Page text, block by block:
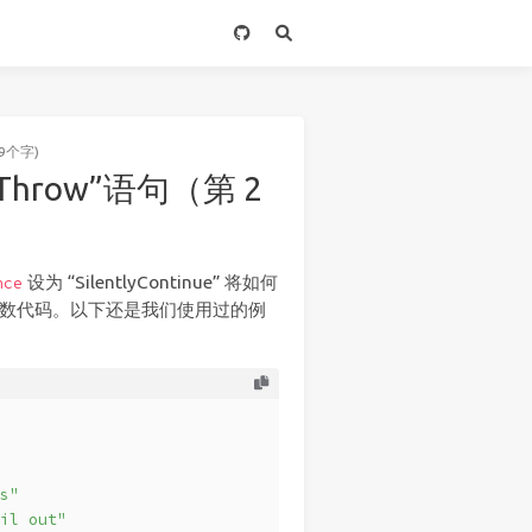
个字)
语句（第 2
设为 “SilentlyContinue” 将如何
代码。以下还是我们使用过的例
out"